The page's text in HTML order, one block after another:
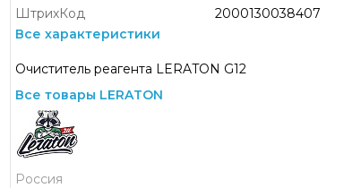
ШтрихКод
2000130038407
Все характеристики
Очиститель реагента LERATON G12
Все товары LERATON
Россия